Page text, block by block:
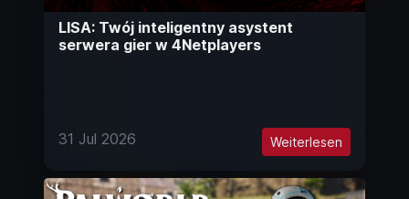
LISA: Twój inteligentny asystent
serwera gier w 4Netplayers
31 Jul 2026 Weiterlesen